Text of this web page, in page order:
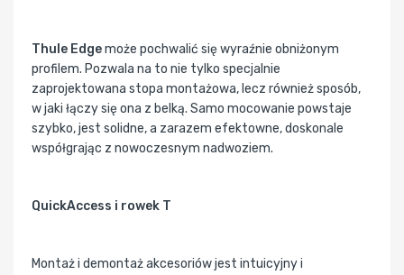
Thule Edgemoże pochwalić się wyraźnie obniżonym
profilem. Pozwala na to nie tylko specjalnie
zaprojektowana stopa montażowa, lecz również sposób,
w jaki łączy się ona z belką. Samo mocowanie powstaje
szybko, jest solidne, a zarazem efektowne, doskonale
współgrając z nowoczesnym nadwoziem.
QuickAccess i rowek T
Montaż i demontaż akcesoriów jest intuicyjny i